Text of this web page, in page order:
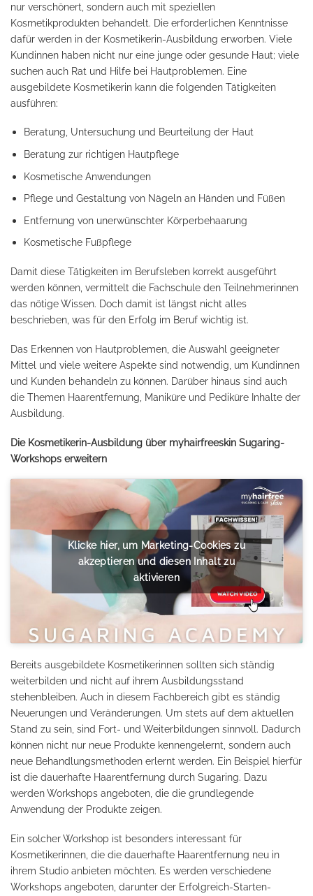
nur verschönert, sondern auch mit speziellen
Kosmetikprodukten behandelt. Die erforderlichen Kenntnisse
dafür werden in der Kosmetikerin-Ausbildung erworben. Viele
Kundinnen haben nicht nur eine junge oder gesunde Haut; viele
suchen auch Rat und Hilfe bei Hautproblemen. Eine
ausgebildete Kosmetikerin kann die folgenden Tätigkeiten
ausführen:
Beratung, Untersuchung und Beurteilung der Haut
Beratung zur richtigen Hautpflege
Kosmetische Anwendungen
Pflege und Gestaltung von Nägeln an Händen und Füßen
Entfernung von unerwünschter Körperbehaarung
Kosmetische Fußpflege
Damit diese Tätigkeiten im Berufsleben korrekt ausgeführt
werden können, vermittelt die Fachschule den Teilnehmerinnen
das nötige Wissen. Doch damit ist längst nicht alles
beschrieben, was für den Erfolg im Beruf wichtig ist.
Das Erkennen von Hautproblemen, die Auswahl geeigneter
Mittel und viele weitere Aspekte sind notwendig, um Kundinnen
und Kunden behandeln zu können. Darüber hinaus sind auch
die Themen Haarentfernung, Maniküre und Pediküre Inhalte der
Ausbildung.
Die Kosmetikerin-Ausbildung über myhairfreeskin Sugaring-
Workshops erweitern
Klicke hier, um Marketing-Cookies zu
akzeptieren und diesen Inhalt zu
aktivieren
Bereits ausgebildete Kosmetikerinnen sollten sich ständig
weiterbilden und nicht auf ihrem Ausbildungsstand
stehenbleiben. Auch in diesem Fachbereich gibt es ständig
Neuerungen und Veränderungen. Um stets auf dem aktuellen
Stand zu sein, sind Fort- und Weiterbildungen sinnvoll. Dadurch
können nicht nur neue Produkte kennengelernt, sondern auch
neue Behandlungsmethoden erlernt werden. Ein Beispiel hierfür
ist die dauerhafte Haarentfernung durch Sugaring. Dazu
werden Workshops angeboten, die die grundlegende
Anwendung der Produkte zeigen.
Ein solcher Workshop ist besonders interessant für
Kosmetikerinnen, die die dauerhafte Haarentfernung neu in
ihrem Studio anbieten möchten. Es werden verschiedene
Workshops angeboten, darunter der Erfolgreich-Starten-